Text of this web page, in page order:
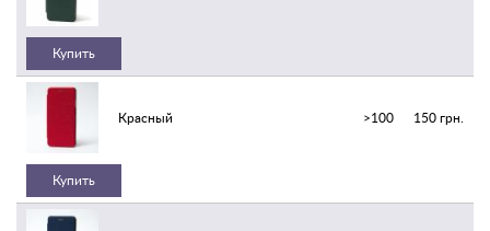
Купить
Красный 150 грн.
>100
Купить